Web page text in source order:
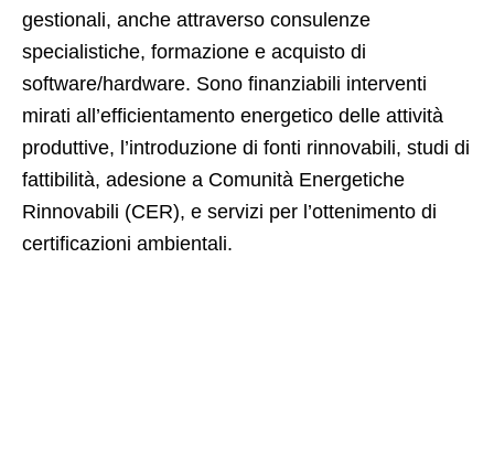
gestionali, anche attraverso consulenze
specialistiche, formazione e acquisto di
software/hardware. Sono finanziabili interventi
mirati all’efficientamento energetico delle attività
produttive, l’introduzione di fonti rinnovabili, studi di
fattibilità, adesione a Comunità Energetiche
Rinnovabili (CER), e servizi per l’ottenimento di
certificazioni ambientali.